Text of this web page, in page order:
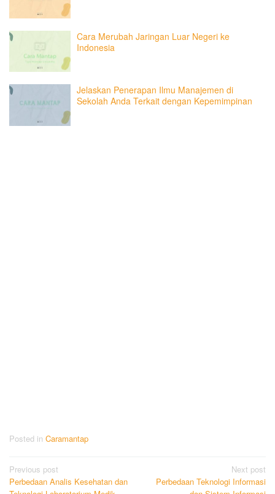
Cara Merubah Jaringan Luar Negeri ke
Indonesia
Jelaskan Penerapan Ilmu Manajemen di
Sekolah Anda Terkait dengan Kepemimpinan
Posted in Caramantap
Post
navigation
Previous post
Perbedaan Analis Kesehatan dan
Next post
Perbedaan Teknologi Informasi